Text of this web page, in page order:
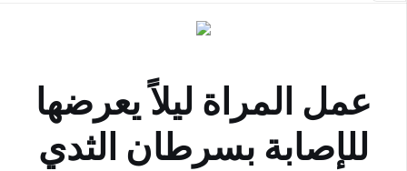
عمل المراة ليلاً يعرضها
للإصابة بسرطان الثدي